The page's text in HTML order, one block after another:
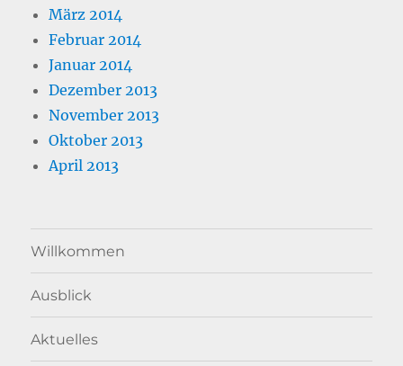
März 2014
Februar 2014
Januar 2014
Dezember 2013
November 2013
Oktober 2013
April 2013
Willkommen
Ausblick
Aktuelles